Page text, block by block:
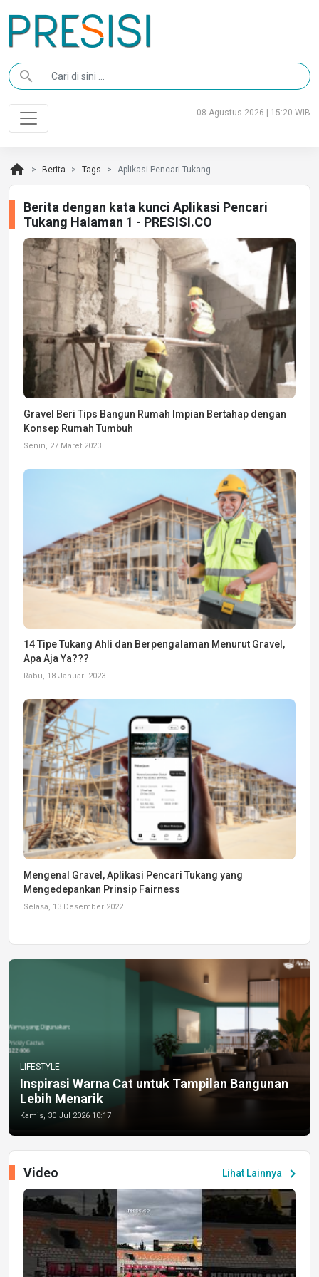
search
08 Agustus 2026 | 15:20 WIB
home Berita Tags Aplikasi Pencari Tukang
Berita dengan kata kunci Aplikasi Pencari
Tukang Halaman 1 - PRESISI.CO
Gravel Beri Tips Bangun Rumah Impian Bertahap dengan
Konsep Rumah Tumbuh
Senin, 27 Maret 2023
14 Tipe Tukang Ahli dan Berpengalaman Menurut Gravel,
Apa Aja Ya???
Rabu, 18 Januari 2023
Mengenal Gravel, Aplikasi Pencari Tukang yang
Mengedepankan Prinsip Fairness
Selasa, 13 Desember 2022
LIFESTYLE
Inspirasi Warna Cat untuk Tampilan Bangunan
Lebih Menarik
Kamis, 30 Jul 2026 10:17
Lihat Lainnya chevron_right
Video